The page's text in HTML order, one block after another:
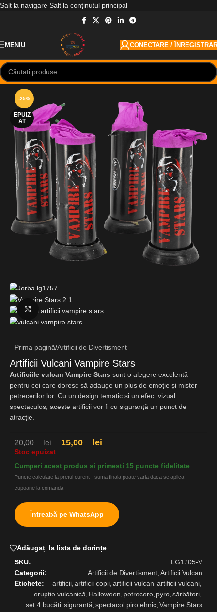
Salt la navigare Salt la conținutul principal
MENIU CONECTARE /
-25%
EPUIZ
AT
Fă clic pentru a mări
Prima pagină/Artificii de Divertisment
Artificii Vulcani Vampire Stars
Artificiile vulcan Vampire Stars sunt o alegere excelentă
pentru cei care doresc să adauge un plus de emoție și mister
petrecerilor lor. Cu un design tematic și un efect vizual
spectaculos, aceste artificii vor fi cu siguranță un punct de
atracție.
20,00lei 15,00 lei
Stoc epuizat
Cumperi acest produs si primesti 15 puncte fidelitate
Puncte calculate la pretul curent - suma finala poate varia daca se aplica
cupoane la comanda
Întreabă pe WhatsApp
Adăugați la lista de dorințe
SKU:
LG1705-V
Categorii:
Artificii de Divertisment Artificii Vulcan
Etichete:
artificii artificii copii artificii vulcan artificii vulcani
erupție vulcanică Halloween petrecere pyro sărbători
set 4 bucăți siguranță spectacol pirotehnic Vampire Stars